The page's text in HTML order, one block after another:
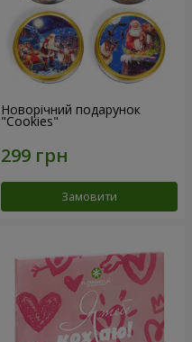
Новорічний подарунок
"Cookies"
Замовити